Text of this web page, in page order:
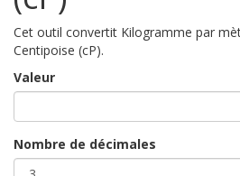
Cet outil convertit Kilogramme par
Centipoise (cP).
Valeur
Nombre de décimales